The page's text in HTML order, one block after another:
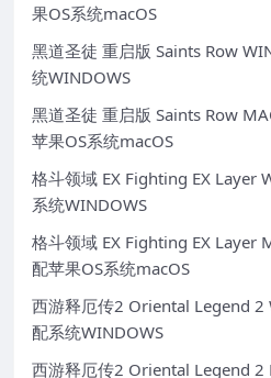
果OS系统macOS
黑道圣徒 重启版 Saints Row
统WINDOWS
黑道圣徒 重启版 Saints Row
苹果OS系统macOS
格斗领域 EX Fighting EX Layer
系统WINDOWS
格斗领域 EX Fighting EX Layer
配苹果OS系统macOS
西游释厄传2 Oriental Legend 2
配系统WINDOWS
西游释厄传2 Oriental Legend 2